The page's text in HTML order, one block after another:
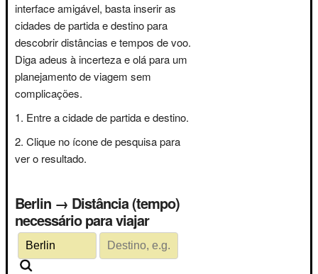
interface amigável, basta inserir as
cidades de partida e destino para
descobrir distâncias e tempos de voo.
Diga adeus à incerteza e olá para um
planejamento de viagem sem
complicações.
Entre a cidade de partida e destino.
Clique no ícone de pesquisa para
ver o resultado.
Berlin → Distância (tempo)
necessário para viajar